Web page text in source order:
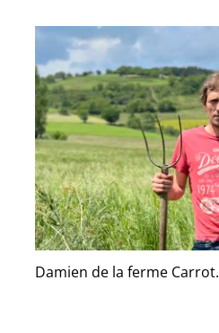
Damien de la ferme Carrot.